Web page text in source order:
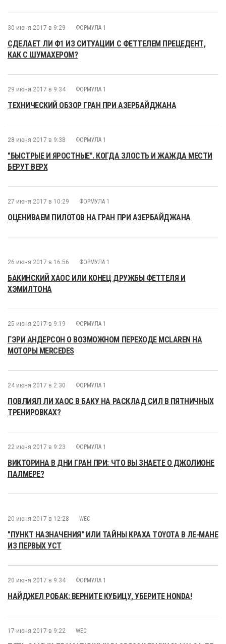
30 июня 2017 в 9:29 ФОРМУЛА 1
СДЕЛАЕТ ЛИ Ф1 ИЗ СИТУАЦИИ С ФЕТТЕЛЕМ ПРЕЦЕДЕНТ,
КАК С ШУМАХЕРОМ?
29 июня 2017 в 9:34 ФОРМУЛА 1
ТЕХНИЧЕСКИЙ ОБЗОР ГРАН ПРИ АЗЕРБАЙДЖАНА
28 июня 2017 в 9:38 ФОРМУЛА 1
"БЫСТРЫЕ И ЯРОСТНЫЕ". КОГДА ЗЛОСТЬ И ЖАЖДА МЕСТИ
БЕРУТ ВЕРХ
27 июня 2017 в 10:29 ФОРМУЛА 1
ОЦЕНИВАЕМ ПИЛОТОВ НА ГРАН ПРИ АЗЕРБАЙДЖАНА
26 июня 2017 в 16:56 ФОРМУЛА 1
БАКИНСКИЙ ХАОС ИЛИ КОНЕЦ ДРУЖБЫ ФЕТТЕЛЯ И
ХЭМИЛТОНА
25 июня 2017 в 9:19 ФОРМУЛА 1
ГЭРИ АНДЕРСОН О ВОЗМОЖНОМ ПЕРЕХОДЕ MCLAREN НА
МОТОРЫ MERCEDES
24 июня 2017 в 2:30 ФОРМУЛА 1
ПОВЛИЯЛ ЛИ ХАОС В БАКУ НА РАСКЛАД СИЛ В ПЯТНИЧНЫХ
ТРЕНИРОВКАХ?
22 июня 2017 в 9:23 ФОРМУЛА 1
ВИКТОРИНА В ДНИ ГРАН ПРИ: ЧТО ВЫ ЗНАЕТЕ О ДЖОЛИОНЕ
ПАЛМЕРЕ?
20 июня 2017 в 12:28 WEC
"ПУНКТ НАЗНАЧЕНИЯ" ИЛИ ТАЙНЫ КРАХА TOYOTA В ЛЕ-МАНЕ
ИЗ ПЕРВЫХ УСТ
20 июня 2017 в 9:34 ФОРМУЛА 1
НАЙДЖЕЛ РОБАК: ВЕРНИТЕ КУБИЦУ, УБЕРИТЕ HONDA!
17 июня 2017 в 9:22 WEC